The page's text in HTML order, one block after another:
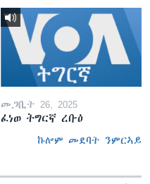
መጋቢት 26, 2025
ፈነወ ትግርኛ ረቡዕ
ኩሎም መደባት ንምርኣይ